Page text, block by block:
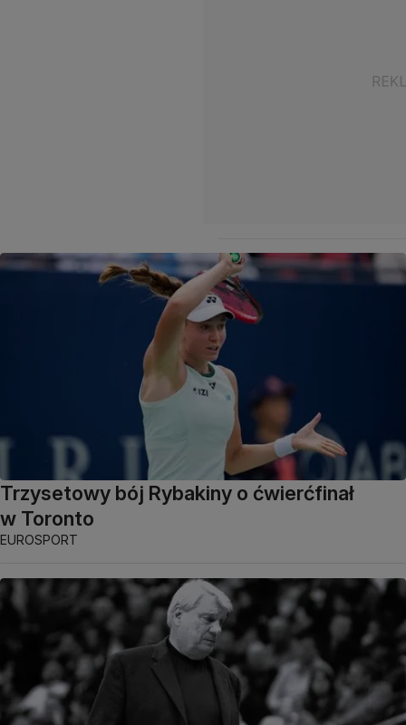
Trzysetowy bój Rybakiny o ćwierćfinał
w Toronto
EUROSPORT